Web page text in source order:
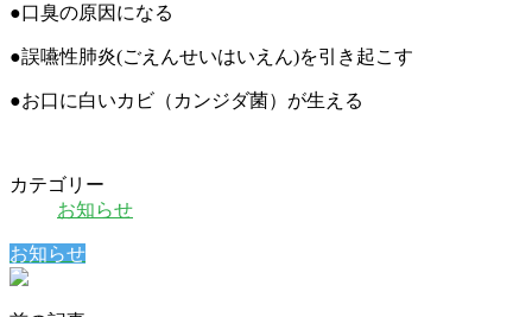
●口臭の原因になる
●誤嚥性肺炎(ごえんせいはいえん)を引き起こす
●お口に白いカビ（カンジダ菌）が生える
カテゴリー
お知らせ
お知らせ